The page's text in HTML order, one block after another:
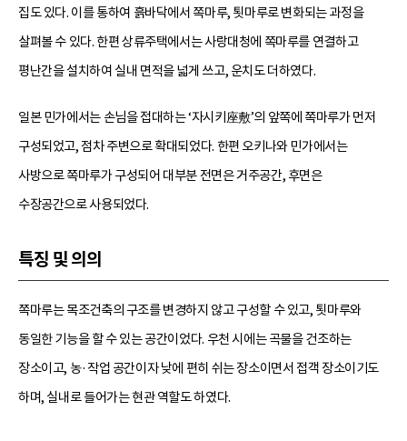
집도 있다. 이를 통하여 흙바닥에서 쪽마루, 툇마루로 변화되는 과정을
살펴볼 수 있다. 한편 상류주택에서는 사랑대청에 쪽마루를 연결하고
평난간을 설치하여 실내 면적을 넓게 쓰고, 운치도 더하였다.
일본 민가에서는 손님을 접대하는 ‘자시키座敷’의 앞쪽에 쪽마루가 먼저
구성되었고, 점차 주변으로 확대되었다. 한편 오키나와 민가에서는
사방으로 쪽마루가 구성되어 대부분 전면은 거주공간, 후면은
수장공간으로 사용되었다.
특징 및 의의
쪽마루는 목조건축의 구조를 변경하지 않고 구성할 수 있고, 툇마루와
동일한 기능을 할 수 있는 공간이었다. 우천 시에는 곡물을 건조하는
장소이고, 농·작업 공간이자 낮에 편히 쉬는 장소이면서 접객 장소이기도
하며, 실내로 들어가는 현관 역할도 하였다.